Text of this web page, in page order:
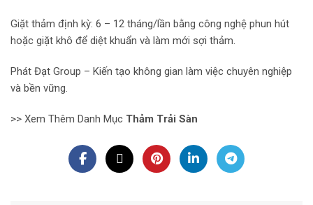
Giặt thảm định kỳ: 6 – 12 tháng/lần bằng công nghệ phun hút
hoặc giặt khô để diệt khuẩn và làm mới sợi thảm.
Phát Đạt Group – Kiến tạo không gian làm việc chuyên nghiệp
và bền vững.
>> Xem Thêm Danh Mục Thảm Trải Sàn